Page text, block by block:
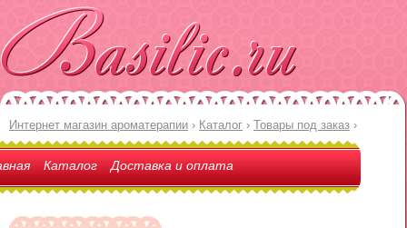
Интернет магазин ароматерапии › Каталог › Товары под заказ ›
Каталог Доставка и оплата